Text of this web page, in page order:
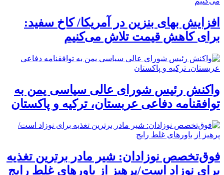
افزایش بهای بنزین در آمریکا/ کاخ سفید:
برای کاهش قیمت تلاش می‌کنیم
واکنش رئیس شورای عالی سیاسی یمن به
توافقنامه دفاعی عربستان، ترکیه و پاکستان
فوق‌تخصص نوزادان: شیر مادر برترین تغذیه
برای نوزاد است/پرهیز از باورهای غلط رایج